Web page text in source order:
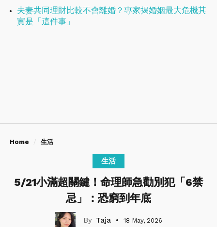
夫妻共同理財比較不會離婚？專家揭婚姻最大危機其
實是「這件事」
Home 生活
生活
5/21小滿超關鍵！命理師急勸別犯「6禁
忌」：恐窮到年底
Taja 18 May, 2026